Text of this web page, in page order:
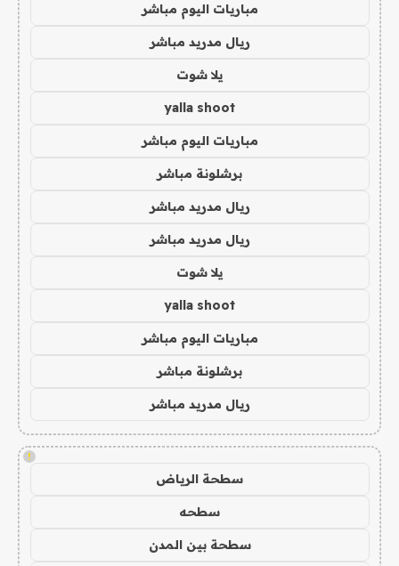
مباريات اليوم مباشر
ريال مدريد مباشر
يلا شوت
yalla shoot
مباريات اليوم مباشر
برشلونة مباشر
ريال مدريد مباشر
ريال مدريد مباشر
يلا شوت
yalla shoot
مباريات اليوم مباشر
برشلونة مباشر
ريال مدريد مباشر
!
سطحة الرياض
سطحه
سطحة بين المدن